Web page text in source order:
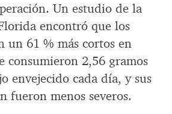
Un estudio de la
encontró que los
un 61 % más cortos en
consumieron 2,56 gramos
envejecido cada día, y sus
fueron menos severos.